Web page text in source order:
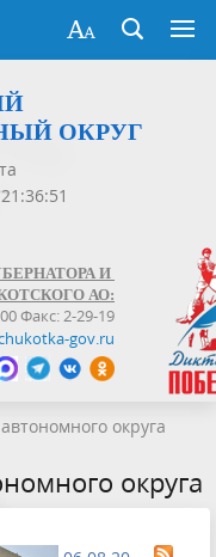
ОКРУГ
И
АО:
Факс: 2-29-19
gov.ru
округа
округа